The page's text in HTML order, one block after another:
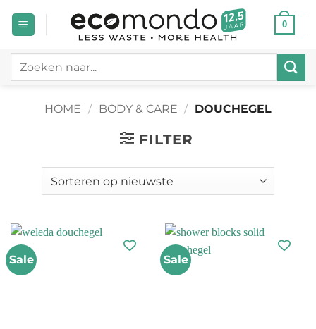
naar
0
Zoeken
HOME / BODY & CARE / DOUCHEGEL
FILTER
Sale Sale